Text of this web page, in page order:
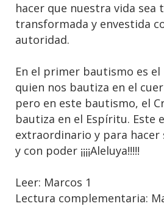
hacer que nuestra vida sea
transformada y envestida
autoridad.
En el primer bautismo es
quien nos bautiza en el
pero en este bautismo, el
bautiza en el Espíritu. Este
extraordinario y para
y con poder ¡¡¡¡Aleluya!!!!!
Leer: Marcos 1
Lectura complementaria: